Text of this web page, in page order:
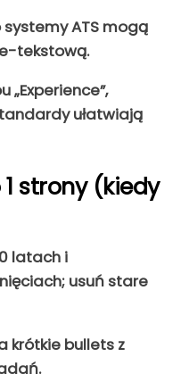
ATS mogą
tekstową.
„Experience”,
ułatwiają
strony (kiedy
latach i
usuń stare
krótkie bullets z